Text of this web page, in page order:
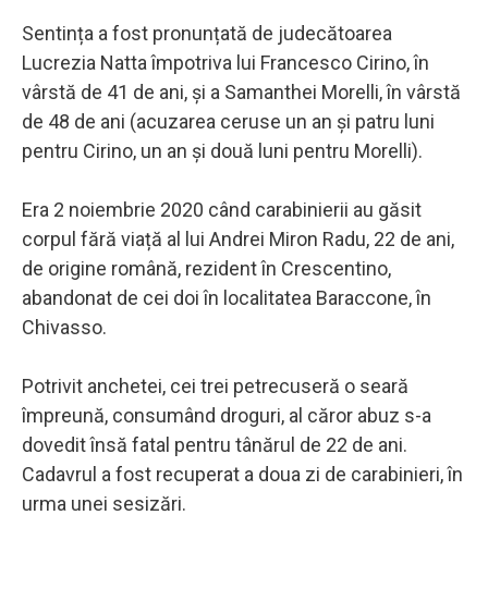
Sentința a fost pronunțată de judecătoarea
Lucrezia Natta împotriva lui Francesco Cirino, în
vârstă de 41 de ani, și a Samanthei Morelli, în vârstă
de 48 de ani (acuzarea ceruse un an și patru luni
pentru Cirino, un an și două luni pentru Morelli).
Era 2 noiembrie 2020 când carabinierii au găsit
corpul fără viață al lui Andrei Miron Radu, 22 de ani,
de origine română, rezident în Crescentino,
abandonat de cei doi în localitatea Baraccone, în
Chivasso.
Potrivit anchetei, cei trei petrecuseră o seară
împreună, consumând droguri, al căror abuz s-a
dovedit însă fatal pentru tânărul de 22 de ani.
Cadavrul a fost recuperat a doua zi de carabinieri, în
urma unei sesizări.